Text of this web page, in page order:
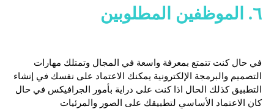
٦. الموظفين المطلوبين
في حال كنت تتمتع بمعرفة واسعة في المجال وتمتلك مهارات
التصميم والبرمجة الإلكترونية يمكنك الاعتماد على نفسك في إنشاء
التطبيق كذلك الحال اذا كنت على دراية بأمور الجرافيكس في حال
كان الاعتماد الأساسي لتطبيقك على الصور والمرئيات